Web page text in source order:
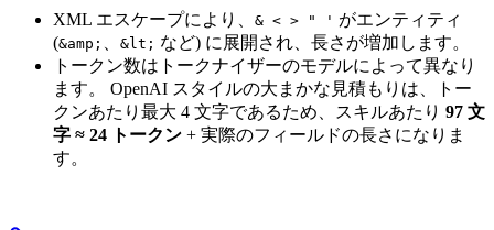
XML エスケープにより、 & < > " ' がエンティティ
(&amp; 、 &lt; など) に展開され、長さが増加します。
トークン数はトークナイザーのモデルによって異なり
ます。 OpenAI スタイルの大まかな見積もりは、トー
クンあたり最大 4 文字であるため、スキルあたり 97 文
字 ≈ 24 トークン + 実際のフィールドの長さになりま
す。